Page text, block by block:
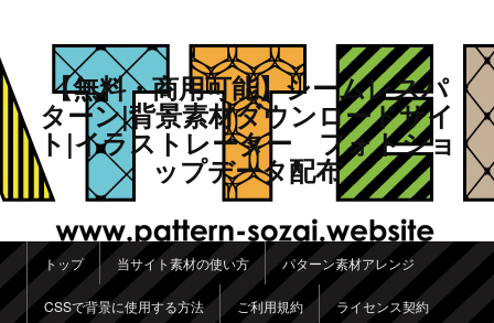
【無料・商用可能】シームレスパ
ターン|背景素材ダウンロードサイ
ト|イラストレーター フォトショ
ップデータ配布
メインメニュー
メインコンテンツへ移動
サブコンテンツへ移動
トップ 当サイト素材の使い方 パターン素材アレンジ
CSSで背景に使用する方法 ご利用規約 ライセンス契約